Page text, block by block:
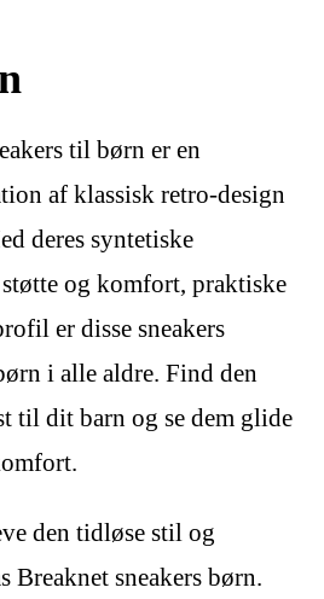
til børn er en
af klassisk retro-design
deres syntetiske
og komfort, praktiske
er disse sneakers
i alle aldre. Find den
til dit barn og se dem glide
den tidløse stil og
Breaknet sneakers børn.